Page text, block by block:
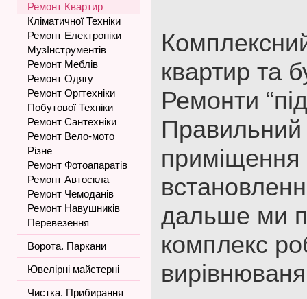
Ремонт Квартир
Кліматичної Техніки
Ремонт Електроніки
МузІнструментів
Ремонт Меблів
Ремонт Одягу
Ремонт Оргтехніки
Побутової Техніки
Ремонт Сантехніки
Ремонт Вело-мото
Різне
Ремонт Фотоапаратів
Ремонт Автоскла
Ремонт Чемоданів
Ремонт Навушників
Перевезення
Ворота. Паркани
Ювелірні майстерні
Чистка. Прибирання
квартир та
Ремонти
приміщення
дальше ми
комплекс
вирівнюваня